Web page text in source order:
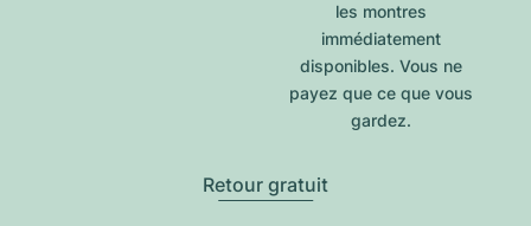
les montres
immédiatement
disponibles. Vous ne
payez que ce que vous
gardez.
Retour gratuit